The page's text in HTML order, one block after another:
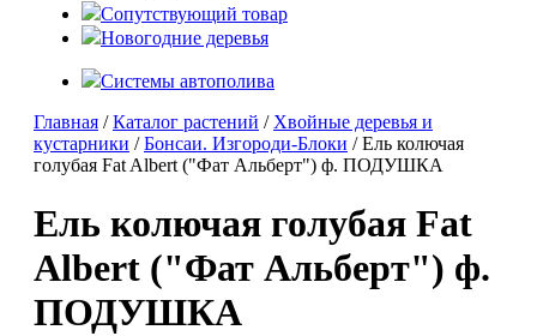
Сопутствующий товар
Новогодние деревья
Системы автополива
Главная /Каталог растений / Хвойные деревья и
кустарники /Бонсаи. Изгороди-Блоки / Ель колючая
голубая Fat Albert ("Фат Альберт") ф. ПОДУШКА
Ель колючая голубая Fat
Albert ("Фат Альберт") ф.
ПОДУШКА